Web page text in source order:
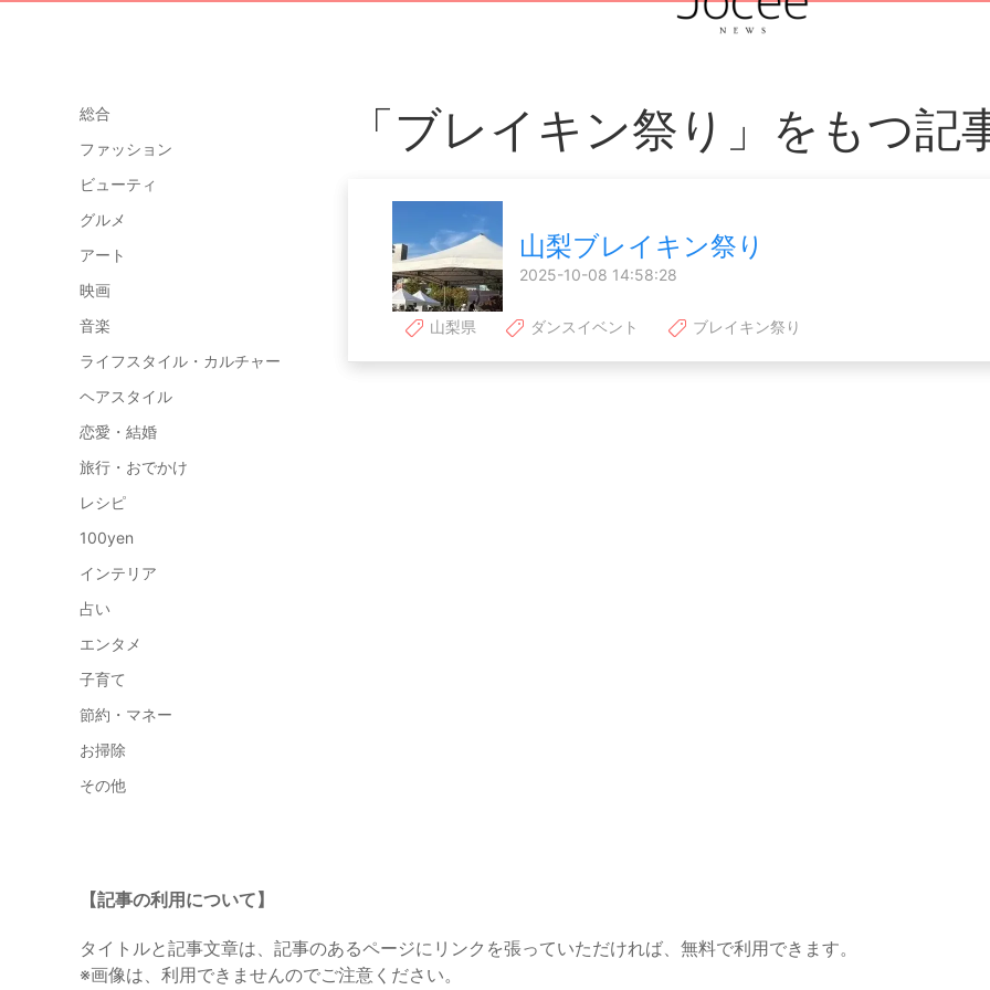
総合
ファッション
ビューティ
グルメ
アート
映画
音楽
ライフスタイル・カルチャー
ヘアスタイル
恋愛・結婚
旅行・おでかけ
レシピ
100yen
インテリア
占い
エンタメ
子育て
節約・マネー
お掃除
その他
「ブレイキン祭り」をもつ記
山梨ブレイキン祭り
2025-10-08 14:58:28
山梨県 ダンスイベント ブレイキン祭り
【記事の利用について】
タイトルと記事文章は、記事のあるページにリンクを張っていただければ、無料で利用できます。
※画像は、利用できませんのでご注意ください。